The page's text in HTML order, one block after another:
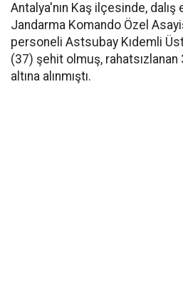
Antalya'nın Kaş ilçesinde, dalış
Jandarma Komando Özel
personeli Astsubay Kıdemli
(37) şehit olmuş,
altına alınmıştı.